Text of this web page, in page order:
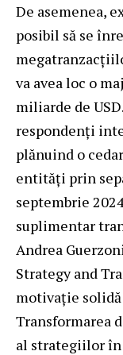
De asemenea,
posibil să se
va avea loc o
miliarde de
respondenți
plănuind o
entități prin
septembrie
suplimentar
Andrea
Strategy and
motivație
Transformarea
al strategiilor